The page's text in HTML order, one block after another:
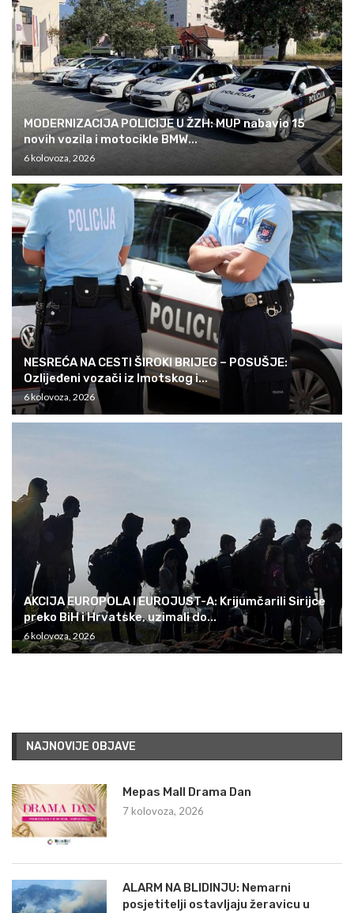
MODERNIZACIJA POLICIJE U ŽZH: MUP nabavio 15
novih vozila i motocikle BMW...
6 kolovoza, 2026
NESREĆA NA CESTI ŠIROKI BRIJEG – POSUŠJE:
Ozlijeđeni vozači iz Imotskog i...
6 kolovoza, 2026
AKCIJA EUROPOLA I EUROJUST-A: Krijumčarili Sirijce
preko BiH i Hrvatske, uzimali do...
6 kolovoza, 2026
NAJNOVIJE OBJAVE
Mepas Mall Drama Dan
7 kolovoza, 2026
ALARM NA BLIDINJU: Nemarni
posjetitelji ostavljaju žeravicu u